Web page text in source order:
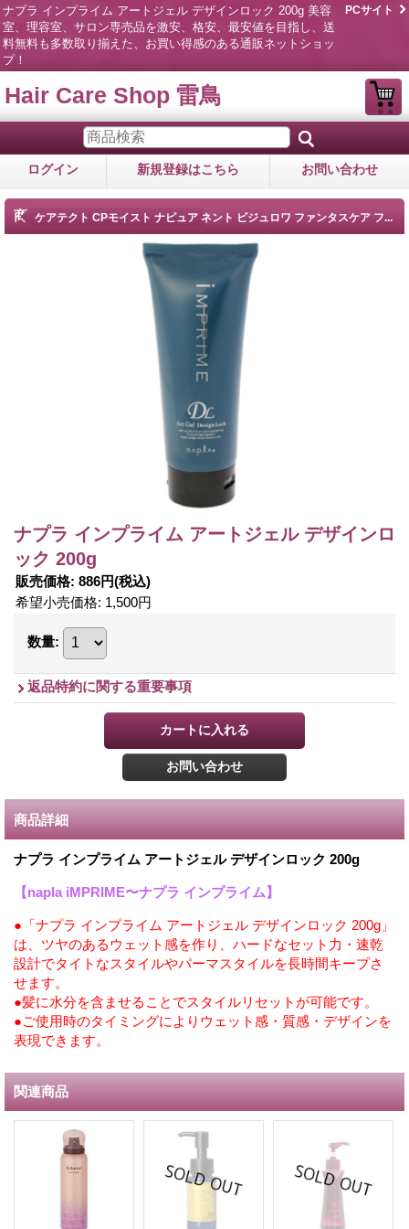
ナプラ インプライム アートジェル デザインロック 200g 美容
室、理容室、サロン専売品を激安、格安、最安値を目指し、送
料無料も多数取り揃えた、お買い得感のある通販ネットショッ
プ！
PCサイト
Hair Care Shop 雷鳥
ログイン 新規登録はこちら お問い合わせ
商品詳細
ケアテクト CPモイスト ナピュア ネント ビジュロワ ファンタスケア フ...
ナプラ インプライム アートジェル デザインロ
ック 200g
販売価格: 886円(税込)
希望小売価格: 1,500円
数量:
返品特約に関する重要事項
商品詳細
ナプラ インプライム アートジェル デザインロック 200g
【napla iMPRIME〜ナプラ インプライム】
●「ナプラ インプライム アートジェル デザインロック 200g」
は、ツヤのあるウェット感を作り、ハードなセット力・速乾
設計でタイトなスタイルやパーマスタイルを長時間キープさ
せます。
●髪に水分を含ませることでスタイルリセットが可能です。
●ご使用時のタイミングによりウェット感・質感・デザインを
表現できます。
関連商品